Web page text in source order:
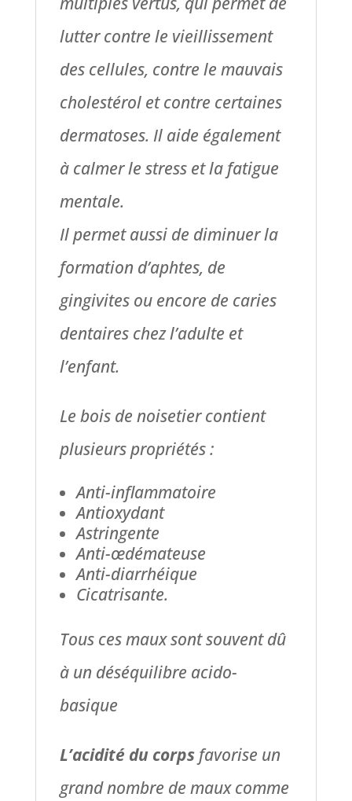
lutter contre le vieillissement
des cellules, contre le mauvais
cholestérol et contre certaines
dermatoses. Il aide également
à calmer le stress et la fatigue
mentale.
Il permet aussi de diminuer la
formation d’aphtes, de
gingivites ou encore de caries
dentaires chez l’adulte et
l’enfant.
Le bois de noisetier contient
plusieurs propriétés :
Anti-inflammatoire
Antioxydant
Astringente
Anti-œdémateuse
Anti-diarrhéique
Cicatrisante.
Tous ces maux sont souvent dû
à un déséquilibre acido-
basique
L’acidité du corpsfavorise un
grand nombre de maux comme